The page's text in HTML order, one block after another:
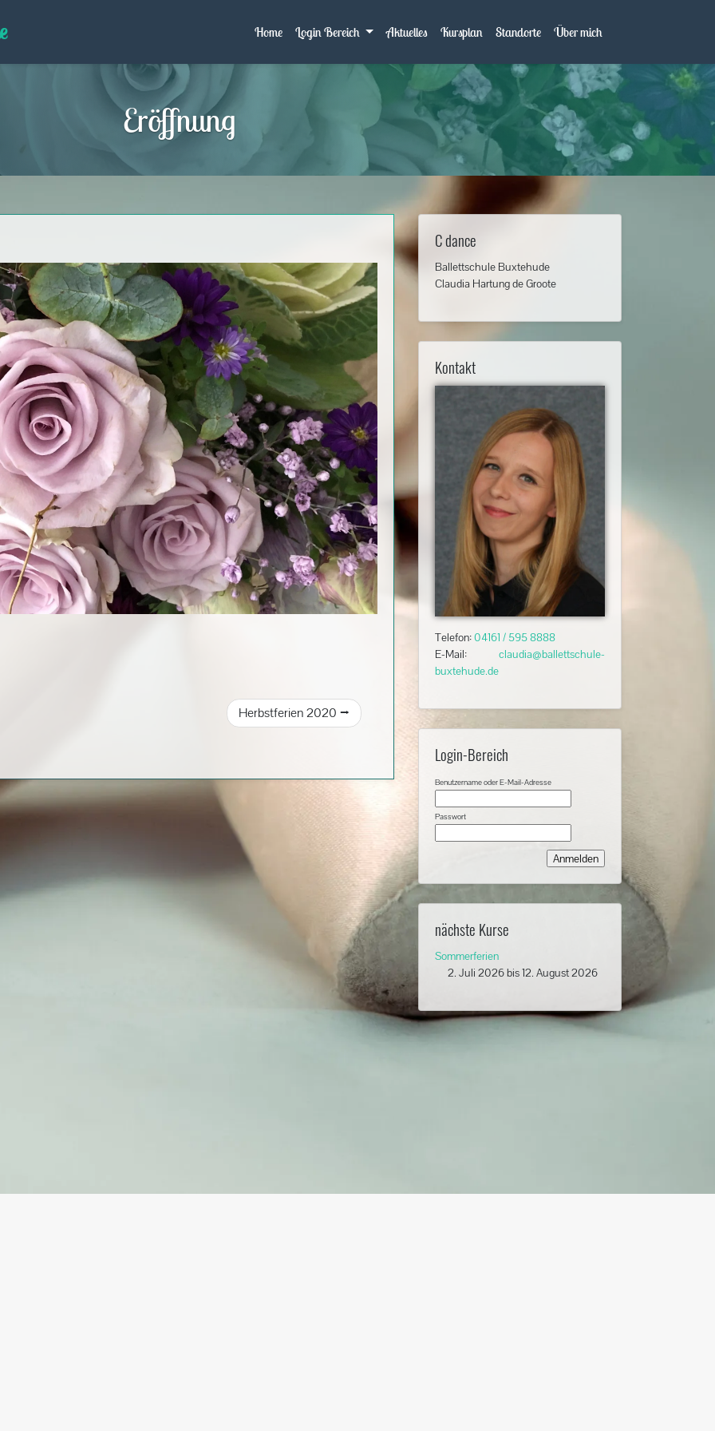
Home Login Bereich Aktuelles Kursplan Standorte Über mich
Eröffnung
Herbstferien 2020
C dance
Ballettschule Buxtehude
Claudia Hartung de Groote
Kontakt
Telefon:04161 / 595 8888
E-Mail: claudia@ballettschule-
buxtehude.de
Login-Bereich
Benutzername oder E-Mail-Adresse
Passwort
nächste Kurse
Sommerferien
2. Juli 2026bis12. August 2026